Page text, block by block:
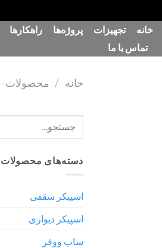
پرش
محتوا
خانه تجهیزات پروژه‌ها راهکارها
تماس با ما
خانه / محصولات
دسته‌های محصولات
اسپیکر سقفی
اسپیکر دیواری
ساب ووفر